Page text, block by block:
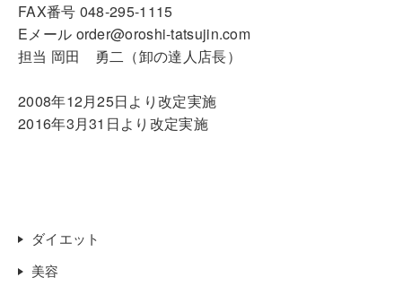
FAX番号 048-295-1115
Eメール order@oroshi-tatsujin.com
担当 岡田 勇二（卸の達人店長）
2008年12月25日より改定実施
2016年3月31日より改定実施
ダイエット
美容